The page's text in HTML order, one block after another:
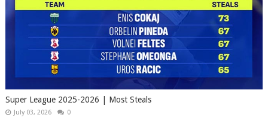
Super League 2025-2026 | Most Steals
July 03, 2026 0